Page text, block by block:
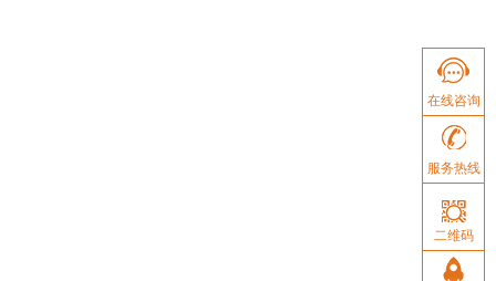
在线咨询
服务热线
二维码